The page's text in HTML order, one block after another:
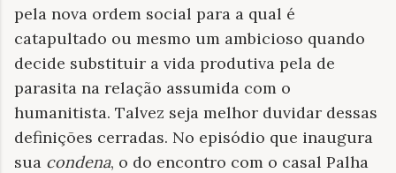
pela nova ordem social para a qual é
catapultado ou mesmo um ambicioso quando
decide substituir a vida produtiva pela de
parasita na relação assumida com o
humanitista. Talvez seja melhor duvidar dessas
definições cerradas. No episódio que inaugura
sua condena, o do encontro com o casal Palha